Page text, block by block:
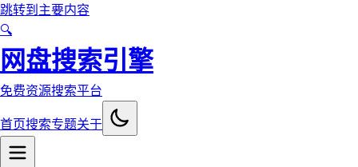
跳转到主要内容
🔍
网盘搜索引擎
免费资源搜索平台
首页搜索专题关于